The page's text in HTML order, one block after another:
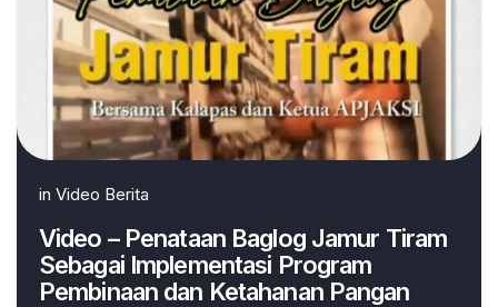
in Video Berita
Video – Penataan Baglog Jamur Tiram
Sebagai Implementasi Program
Pembinaan dan Ketahanan Pangan